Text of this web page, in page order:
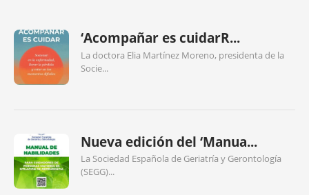
‘Acompañar es cuidarR...
La doctora Elia Martínez Moreno, presidenta de la
Socie...
Nueva edición del ‘Manua...
La Sociedad Española de Geriatría y Gerontología
(SEGG)...